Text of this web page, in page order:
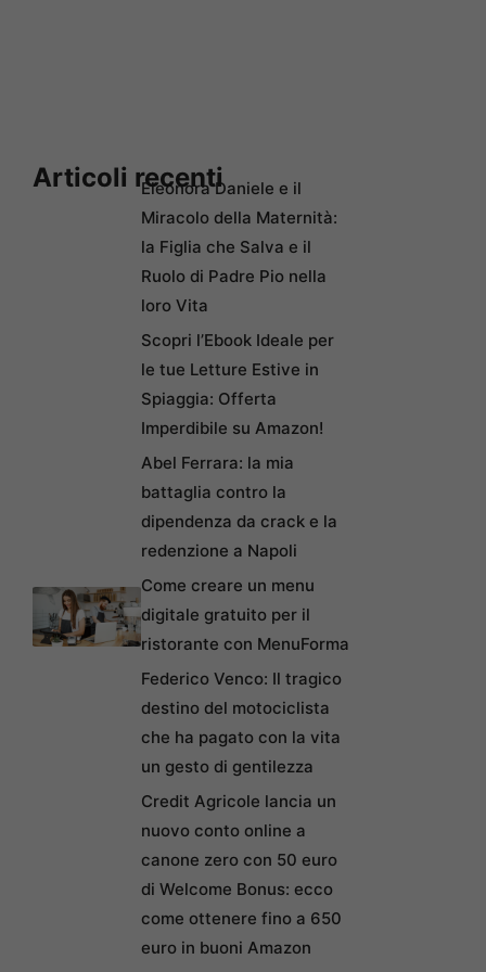
Articoli recentiEleonora Daniele e il
Miracolo della Maternità:
la Figlia che Salva e il
Ruolo di Padre Pio nella
loro Vita
Scopri l’Ebook Ideale per
le tue Letture Estive in
Spiaggia: Offerta
Imperdibile su Amazon!
Abel Ferrara: la mia
battaglia contro la
dipendenza da crack e la
redenzione a Napoli
Come creare un menu
digitale gratuito per il
ristorante con MenuForma
Federico Venco: Il tragico
destino del motociclista
che ha pagato con la vita
un gesto di gentilezza
Credit Agricole lancia un
nuovo conto online a
canone zero con 50 euro
di Welcome Bonus: ecco
come ottenere fino a 650
euro in buoni Amazon